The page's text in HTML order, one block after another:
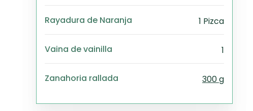
Rayadura de Naranja 1 Pizca
Vaina de vainilla 1
Zanahoria rallada 300 g